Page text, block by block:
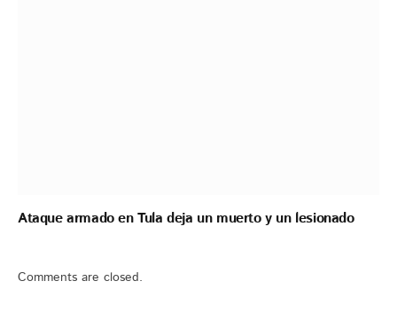
Ataque armado en Tula deja un muerto y un lesionado
Comments are closed.